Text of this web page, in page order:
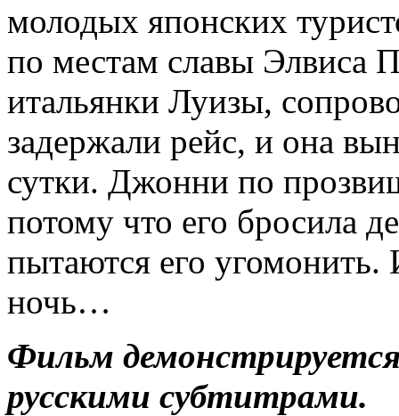
молодых японских
по местам славы Элвиса
итальянки Луизы,
задержали рейс, и она
сутки. Джонни по
потому что его бросила
пытаются его угомонить.
ночь…
Фильм
русскими субтитрами.